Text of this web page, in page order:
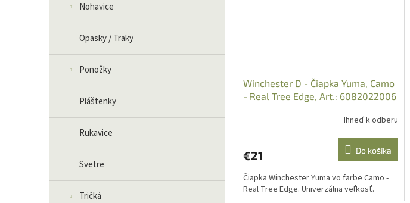
Nohavice
Opasky / Traky
Ponožky
Pláštenky
Rukavice
Svetre
Tričká
Winchester D - Čiapka Yuma, Camo
- Real Tree Edge, Art.: 6082022006
Ihneď k odberu
€21 Do košíka
Čiapka Winchester Yuma vo farbe Camo -
Real Tree Edge. Univerzálna veľkosť.